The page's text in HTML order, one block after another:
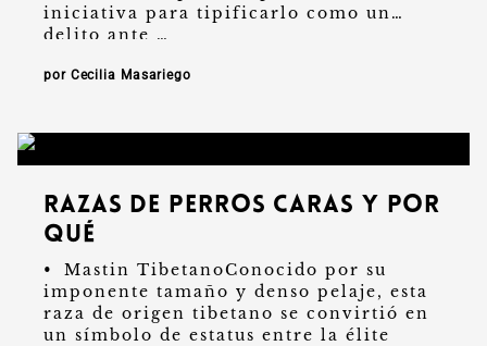
iniciativa para tipificarlo como un
delito ante …
por Cecilia Masariego
Razas de perros caras y por
qué
•⁠ ⁠Mastin TibetanoConocido por su
imponente tamaño y denso pelaje, esta
raza de origen tibetano se convirtió en
un símbolo de estatus entre la élite